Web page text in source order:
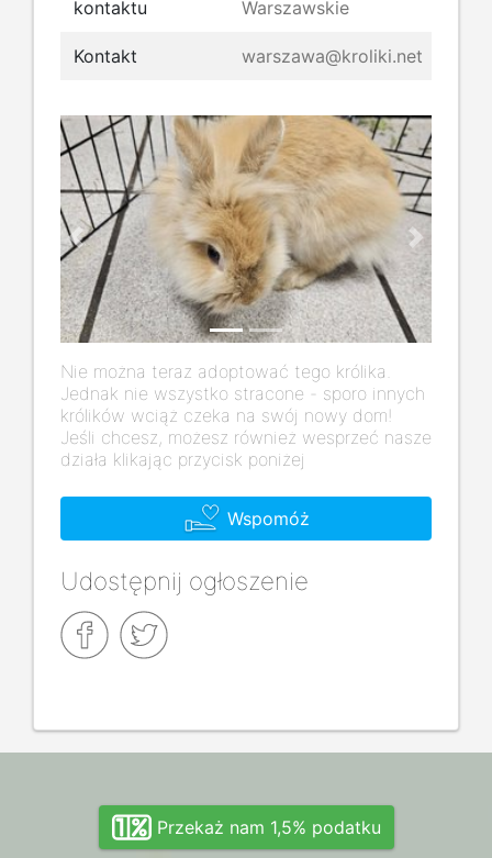
kontaktu
Warszawskie
Kontakt warszawa@kroliki.net
Previous Next
Nie można teraz adoptować tego królika.
Jednak nie wszystko stracone - sporo innych
królików wciąż czeka na swój nowy dom!
Jeśli chcesz, możesz również wesprzeć nasze
działa klikając przycisk poniżej
Wspomóż
Udostępnij ogłoszenie
Przekaż nam 1,5% podatku